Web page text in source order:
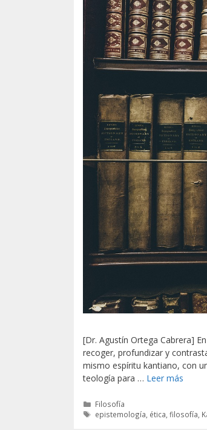
[Dr. Agustín Ortega Cabrera]
recoger, profundizar y
mismo espíritu kantiano, con
teología para … Leer más
Categorías
Filosofía
Etiquetas
epistemología, ética,filosofía,